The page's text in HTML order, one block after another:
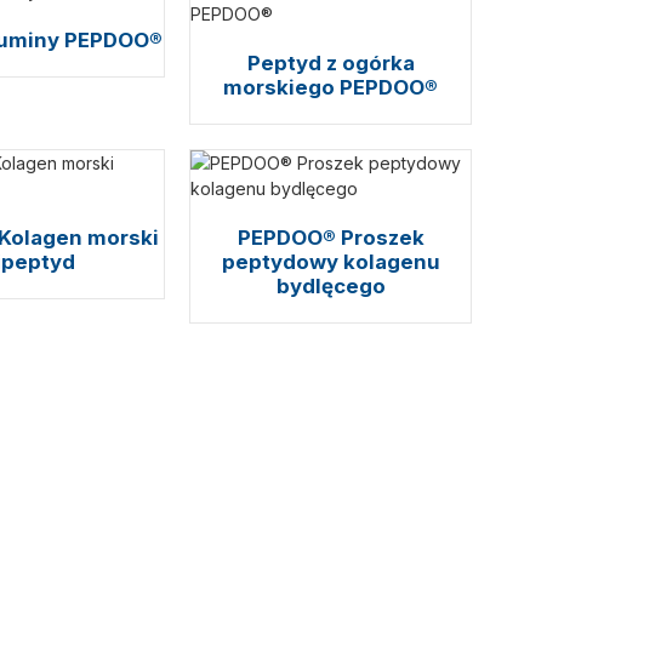
PEPDOO®
Peptyd z ogórka
morskiego PEPDOO®
morski
PEPDOO® Proszek
peptydowy kolagenu
bydlęcego